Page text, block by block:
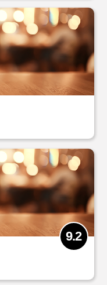
9.2